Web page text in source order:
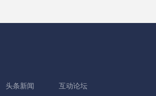
头条新闻 互动论坛